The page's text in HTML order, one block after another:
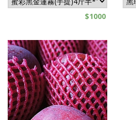
$1000